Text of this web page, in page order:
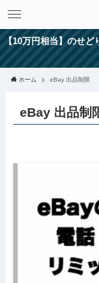
【10万円相当】のせど
ホーム eBay 出品制限
eBay 出品制